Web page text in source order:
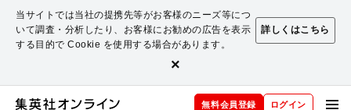
当サイトでは当社の提携先等がお客様のニーズ等につ
いて調査・分析したり、お客様にお勧めの広告を表示
する目的で Cookie を使用する場合があります。
詳しくはこちら
×
無料会員登録 ログイン